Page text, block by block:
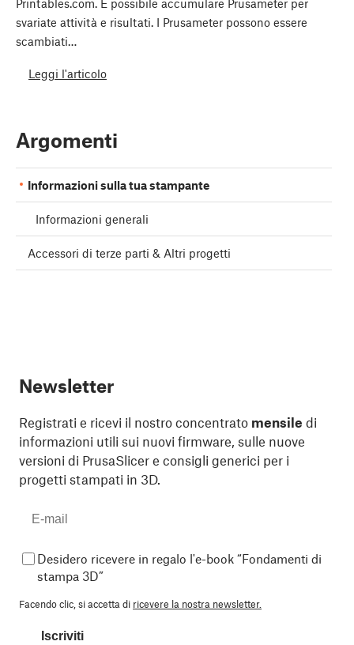
svariate attività e risultati. I Prusameter possono essere
scambiati…
Leggi l'articolo
Argomenti
Informazioni sulla tua stampante
Informazioni generali
Accessori di terze parti & Altri progetti
Newsletter
Registrati e ricevi il nostro concentrato mensile di
informazioni utili sui nuovi firmware, sulle nuove
versioni di PrusaSlicer e consigli generici per i
progetti stampati in 3D.
Desidero ricevere in regalo l'e-book “Fondamenti di
stampa 3D”
Facendo clic, si accetta di ricevere la nostra newsletter.
Iscriviti